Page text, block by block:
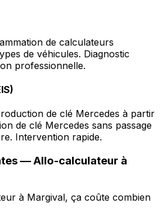
de calculateurs
de véhicules. Diagnostic
professionnelle.
de clé Mercedes à partir
de clé Mercedes sans passage
Intervention rapide.
—Allo-calculateur à
à Margival, ça coûte combien